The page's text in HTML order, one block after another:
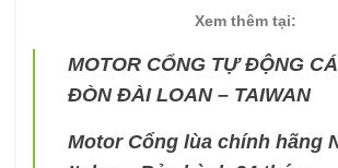
Xem thêm tại:
MOTOR CỔNG TỰ ĐỘNG
ĐÒN ĐÀI LOAN – TAIWAN
Motor Cổng lùa chính hãng